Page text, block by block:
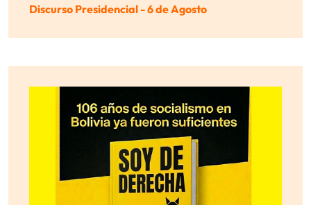
Discurso Presidencial - 6 de Agosto